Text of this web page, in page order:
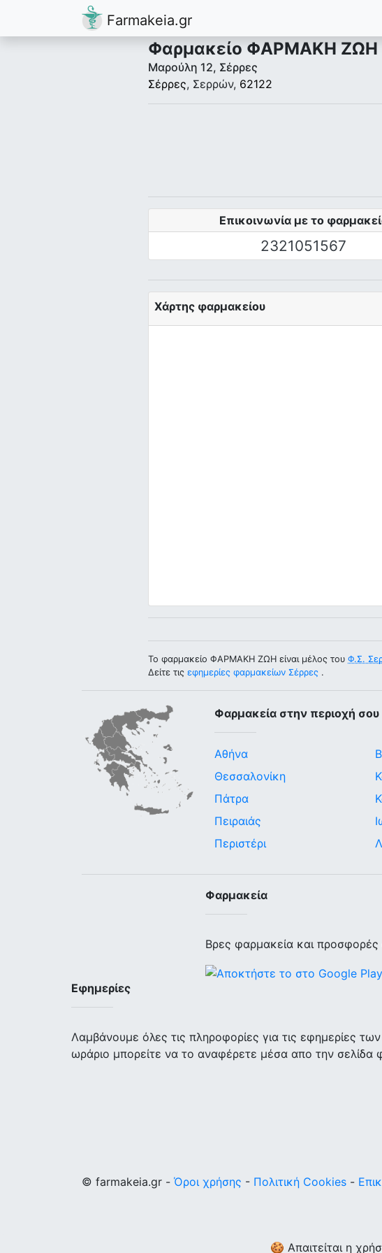
Farmakeia.gr
Φαρμακείο ΦΑΡΜΑΚΗ ΖΩΗ
Μαρούλη 12, Σέρρες
Σέρρες, Σερρών, 62122
Επικοινωνία με το
2321051567
Χάρτης φαρμακείου
Το φαρμακείο ΦΑΡΜΑΚΗ ΖΩΗ είναι μέλος του Φ.Σ.
Δείτε τις εφημερίες φαρμακείων Σέρρες .
Φαρμακεία στην περιοχή σου
Αθήνα
Θεσσαλονίκη
Πάτρα
Πειραιάς
Περιστέρι
Φαρμακεία
Βρες φαρμακεία και
Εφημερίες
Λαμβάνουμε όλες τις πληροφορίες για τις εφημερίες
ωράριο μπορείτε να το αναφέρετε μέσα απο την σελίδα
© farmakeia.gr - Όροι χρήσης - Πολιτική Cookies -
🍪 Απαιτείται η